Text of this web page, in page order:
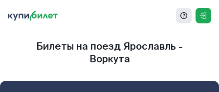
Билеты на поезд Ярославль -
Воркута